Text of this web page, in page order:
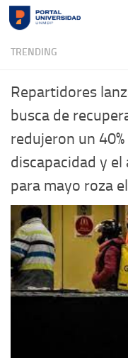
Skip to content
TRENDING
Repartidores
busca de
redujeron un
discapacidad y
para mayo roza